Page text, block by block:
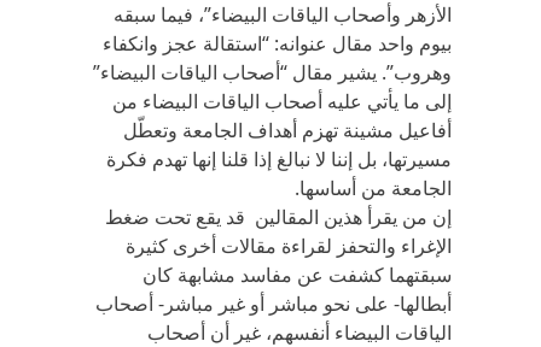
الأزهر وأصحاب الياقات البيضاء”، فيما سبقه
بيوم واحد مقال عنوانه: “استقالة عجز وانكفاء
وهروب”. يشير مقال “أصحاب الياقات البيضاء”
إلى ما يأتي عليه أصحاب الياقات البيضاء من
أفاعيل مشينة تهزم أهداف الجامعة وتعطّل
مسيرتها، بل إننا لا نبالغ إذا قلنا إنها تهدم فكرة
الجامعة من أساسها.
إن من يقرأ هذين المقالين قد يقع تحت ضغط
الإغراء والتحفز لقراءة مقالات أخرى كثيرة
سبقتهما كشفت عن مفاسد مشابهة كان
أبطالها- على نحو مباشر أو غير مباشر- أصحاب
الياقات البيضاء أنفسهم، غير أن أصحاب